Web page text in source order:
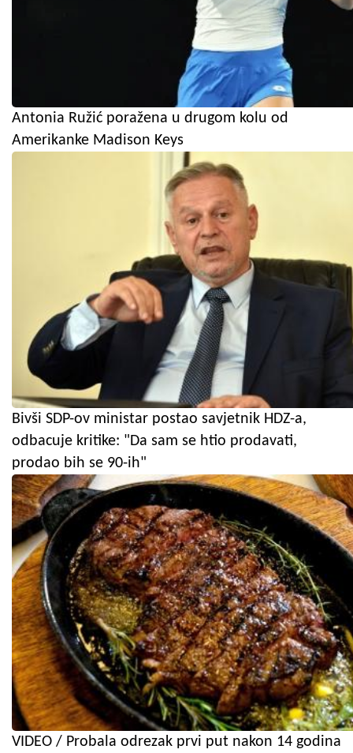
Antonia Ružić poražena u drugom kolu od
Amerikanke Madison Keys
Bivši SDP-ov ministar postao savjetnik HDZ-a,
odbacuje kritike: "Da sam se htio prodavati,
prodao bih se 90-ih"
VIDEO / Probala odrezak prvi put nakon 14 godina